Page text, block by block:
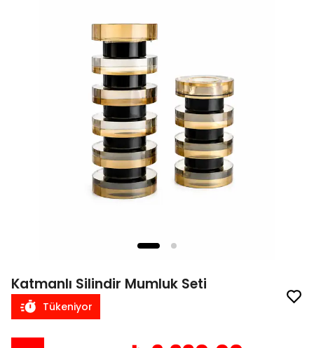
Katmanlı Silindir Mumluk Seti
Tükeniyor